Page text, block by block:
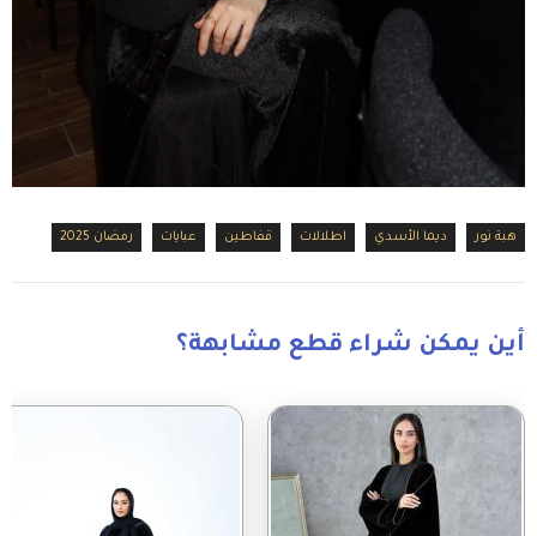
هبة نور ديما الأسدي اطلالات قفاطين عبايات رمضان 2025
أين يمكن شراء قطع مشابهة؟
Image
Image